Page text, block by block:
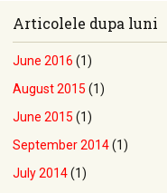
Articolele dupa luni
June 2016 (1)
August 2015 (1)
June 2015 (1)
September 2014(1)
July 2014(1)